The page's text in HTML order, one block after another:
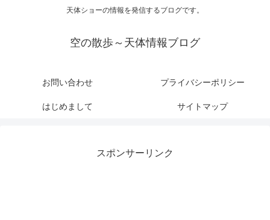
天体ショーの情報を発信するブログです。
空の散歩～天体情報ブログ
お問い合わせ プライバシーポリシー
はじめまして サイトマップ
スポンサーリンク